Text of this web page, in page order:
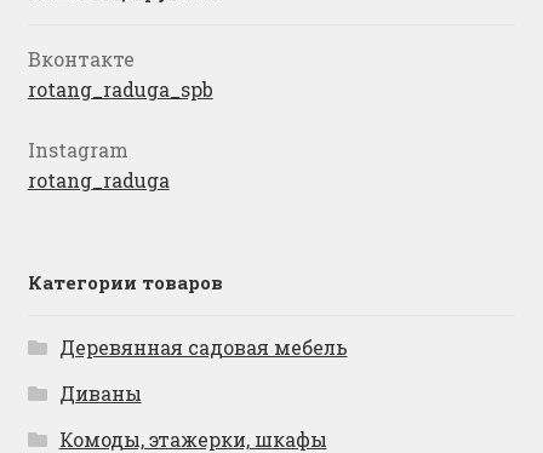
Вконтакте
rotang_raduga_spb
Instagram
rotang_raduga
Категории товаров
Деревянная садовая мебель
Диваны
Комоды, этажерки, шкафы